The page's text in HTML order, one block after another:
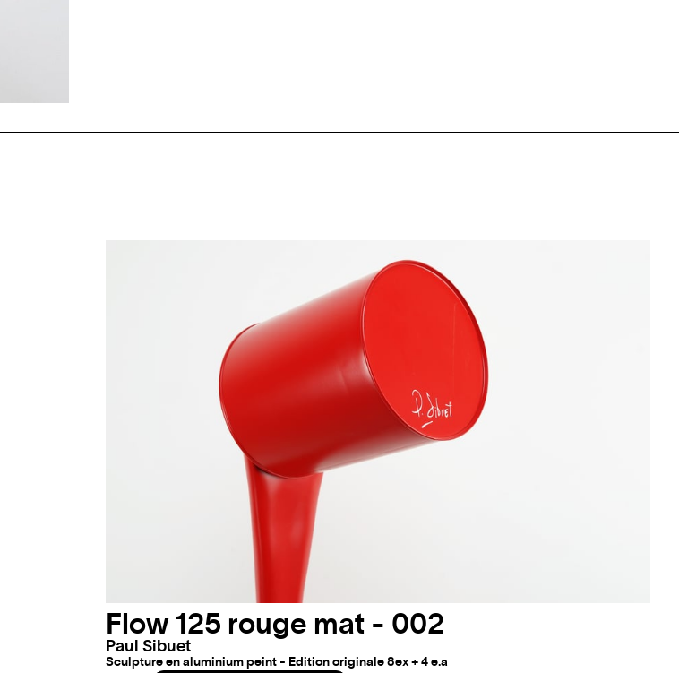
Flow 125 rouge mat - 002
Paul Sibuet
Sculpture en aluminium peint - Edition originale 8ex + 4 e.a